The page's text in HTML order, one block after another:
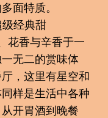
面特质。
经典甜
花香与辛香于一
无二的赏味体
，这里有星空和
样是生活中各种
开胃酒到晚餐